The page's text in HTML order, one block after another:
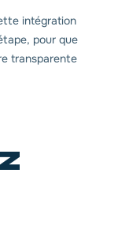
intégration
pour que
transparente